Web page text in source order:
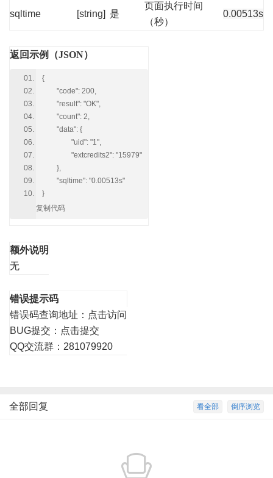
sqltime [string] 是
页面执行时间
（秒）
0.00513s
返回示例（JSON）
{
"code": 200,
"result": "OK",
"count": 2,
"data": {
"uid": "1",
"extcredits2": "15979"
},
"sqltime": "0.00513s"
}
复制代码
额外说明
无
错误提示码
错误码查询地址： 点击访问
BUG提交： 点击提交
QQ交流群：281079920
倒序浏览
看全部
全部回复